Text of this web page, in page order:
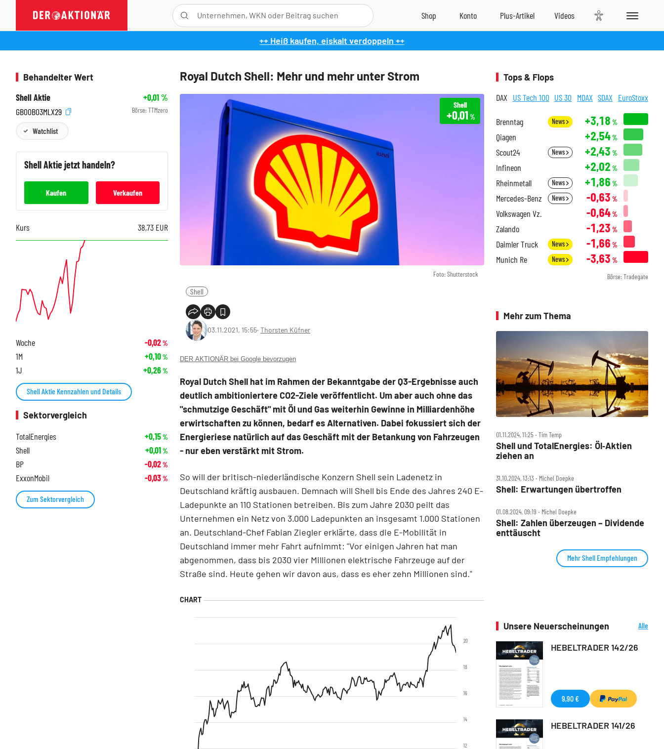
++ Heiß kaufen, eiskalt verdoppeln ++
Royal Dutch Shell: Mehr und mehr unter Strom
Foto: Shutterstock
Shell
+0,01 %
Shell
03.11.2021, 15:55‧ Thorsten Küfner
DER AKTIONÄR bei Google bevorzugen
Royal Dutch Shell hat im Rahmen der Bekanntgabe der Q3-Ergebnisse auch
deutlich ambitioniertere CO2-Ziele veröffentlicht. Um aber auch ohne das
"schmutzige Geschäft" mit Öl und Gas weiterhin Gewinne in Milliardenhöhe
erwirtschaften zu können, bedarf es Alternativen. Dabei fokussiert sich der
Energieriese natürlich auf das Geschäft mit der Betankung von Fahrzeugen
- nur eben verstärkt mit Strom.
So will der britisch-niederländische Konzern Shell sein Ladenetz in
Deutschland kräftig ausbauen. Demnach will Shell bis Ende des Jahres 240 E-
Ladepunkte an 110 Stationen betreiben. Bis zum Jahre 2030 peilt das
Unternehmen ein Netz von 3.000 Ladepunkten an insgesamt 1.000 Stationen
an. Deutschland-Chef Fabian Ziegler erklärte, dass die E-Mobilität in
Deutschland immer mehr Fahrt aufnimmt: "Vor einigen Jahren hat man
abgenommen, dass bis 2030 vier Millionen elektrische Fahrzeuge auf der
Straße sind. Heute gehen wir davon aus, dass es eher zehn Millionen sind."
12
14
16
18
20
Behandelter Wert
Shell Aktie
+0,01%
GB00B03MLX29
Börse: TTMzero
Watchlist
ShellAktie jetzt handeln?
Kaufen Verkaufen
Kurs 38,73 EUR
Woche -0,02%
1M +0,10%
1J +0,26%
Shell Aktie Kennzahlen und Details
Sektorvergleich
TotalEnergies
+0,15%
Shell +0,01%
BP -0,02%
ExxonMobil -0,03%
Zum Sektorvergleich
Tops & Flops
DAX US Tech 100 US 30 MDAX SDAX EuroStoxx
Brenntag News +3,18 %
Qiagen +2,54%
Scout24 News +2,43 %
Infineon +2,02 %
Rheinmetall News +1,86 %
Mercedes-Benz News -0,63 %
Volkswagen Vz. -0,64%
Zalando -1,23 %
Daimler Truck News -1,66 %
Munich Re News -3,63 %
Börse: Tradegate
Mehr zum Thema
01.11.2024, 11:25 ‧ Tim Temp
Shell und TotalEnergies: Öl‑Aktien
ziehen an
31.10.2024, 13:13 ‧ Michel Doepke
Shell: Erwartungen übertroffen
01.08.2024, 09:19 ‧ Michel Doepke
Shell: Zahlen überzeugen – Dividende
enttäuscht
Mehr Shell Empfehlungen
Unsere Neuerscheinungen
Alle
HEBELTRADER 142/26
9,90 €
HEBELTRADER 141/26